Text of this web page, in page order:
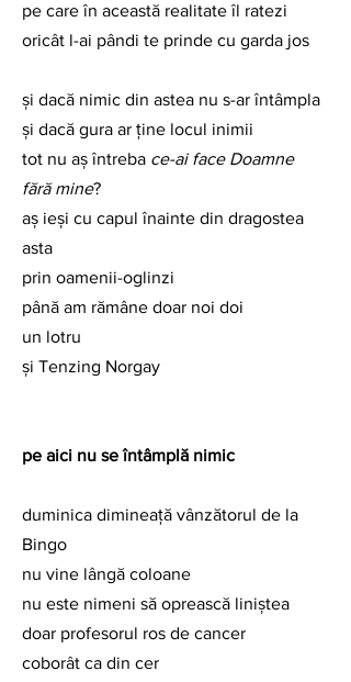
pe care în această realitate îl ratezi
oricât l-ai pândi te prinde cu garda jos
şi dacă nimic din astea nu s-ar întâmpla
şi dacă gura ar ţine locul inimii
tot nu aş întreba ce-ai face Doamne
fără mine?
aş ieşi cu capul înainte din dragostea
asta
prin oamenii-oglinzi
până am rămâne doar noi doi
un lotru
şi Tenzing Norgay
pe aici nu se întâmplă nimic
duminica dimineaţă vânzătorul de la
Bingo
nu vine lângă coloane
nu este nimeni să oprească liniştea
doar profesorul ros de cancer
coborât ca din cer